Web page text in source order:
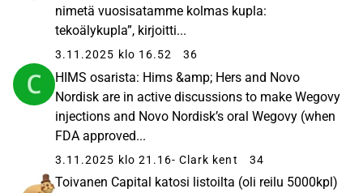
nimetä vuosisatamme kolmas kupla:
tekoälykupla”, kirjoitti...
3.11.2025 klo 16.52 36
HIMS osarista: Hims &amp; Hers and Novo
Nordisk are in active discussions to make Wegovy
injections and Novo Nordisk’s oral Wegovy (when
FDA approved...
3.11.2025 klo 21.16- Clark kent 34
Toivanen Capital katosi listoilta (oli reilu 5000kpl)